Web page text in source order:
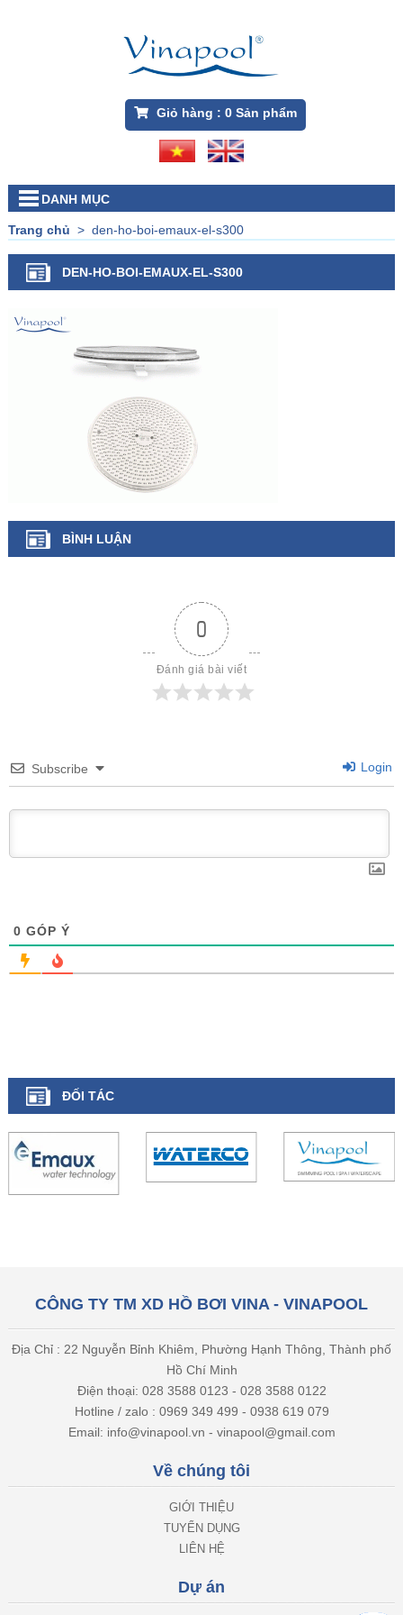
Giỏ hàng : 0Sản phẩm
DANH MỤC
Trang chủ > den-ho-boi-emaux-el-s300
DEN-HO-BOI-EMAUX-EL-S300
BÌNH LUẬN
0
Đánh giá bài viết
Subscribe Login
0 GÓP Ý
ĐỐI TÁC
CÔNG TY TM XD HỒ BƠI VINA - VINAPOOL
Địa Chỉ : 22 Nguyễn Bỉnh Khiêm, Phường Hạnh Thông, Thành phố
Hồ Chí Minh
Điện thoại: 028 3588 0123 - 028 3588 0122
Hotline / zalo : 0969 349 499 - 0938 619 079
Email: info@vinapool.vn - vinapool@gmail.com
Về chúng tôi
GIỚI THIỆU
TUYỂN DỤNG
LIÊN HỆ
Dự án